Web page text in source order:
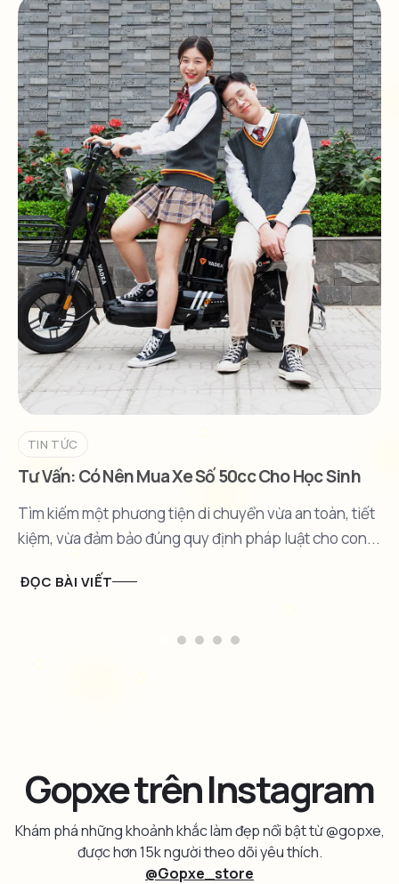
TIN TỨC
Tư Vấn: Có Nên Mua Xe Số 50cc Cho Học Sinh
Tìm kiếm một phương tiện di chuyển vừa an toàn, tiết
kiệm, vừa đảm bảo đúng quy định pháp luật cho con...
ĐỌC BÀI VIẾT
Gopxe trên Instagram
Khám phá những khoảnh khắc làm đẹp nổi bật từ @gopxe,
được hơn 15k người theo dõi yêu thích.
@Gopxe_store